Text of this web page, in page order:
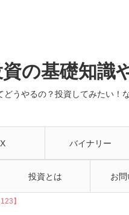
の基礎知識
どうやるの？投資してみたい！
バイナリー
投資とは お
】